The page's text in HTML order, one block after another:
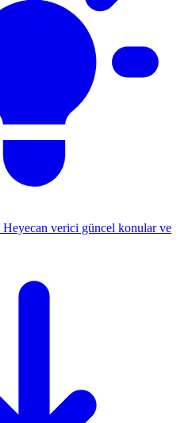
Heyecan verici güncel konular ve